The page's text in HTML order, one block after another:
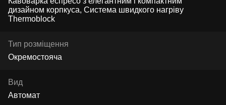
дизайном корпкуса, Система швидкого нагріву
Thermoblock
Тип розміщення
Окремостояча
Вид
Автомат